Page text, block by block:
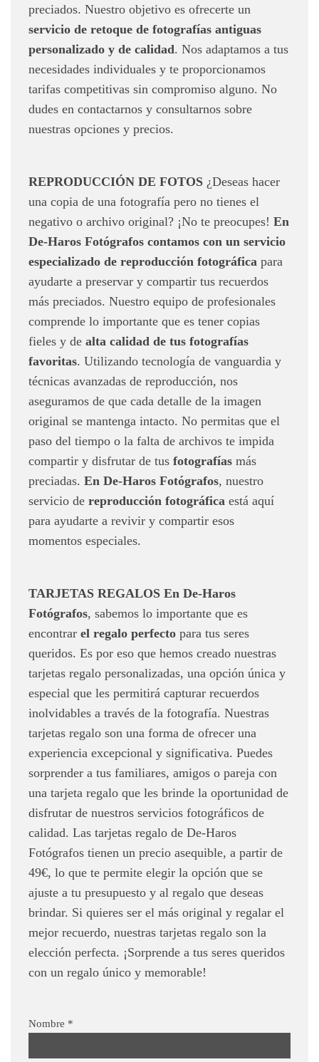
preciados. Nuestro objetivo es ofrecerte un
servicio de retoque de fotografías antiguas
personalizado y de calidad. Nos adaptamos a tus
necesidades individuales y te proporcionamos
tarifas competitivas sin compromiso alguno. No
dudes en contactarnos y consultarnos sobre
nuestras opciones y precios.
REPRODUCCIÓN DE FOTOS ¿Deseas hacer
una copia de una fotografía pero no tienes el
negativo o archivo original? ¡No te preocupes! En
De-Haros Fotógrafos contamos con un servicio
especializado de reproducción fotográfica para
ayudarte a preservar y compartir tus recuerdos
más preciados. Nuestro equipo de profesionales
comprende lo importante que es tener copias
fieles y de alta calidad de tus fotografías
favoritas. Utilizando tecnología de vanguardia y
técnicas avanzadas de reproducción, nos
aseguramos de que cada detalle de la imagen
original se mantenga intacto. No permitas que el
paso del tiempo o la falta de archivos te impida
compartir y disfrutar de tus fotografías más
preciadas. En De-Haros Fotógrafos, nuestro
servicio de reproducción fotográfica está aquí
para ayudarte a revivir y compartir esos
momentos especiales.
TARJETAS REGALOS En De-Haros
Fotógrafos, sabemos lo importante que es
encontrar el regalo perfecto para tus seres
queridos. Es por eso que hemos creado nuestras
tarjetas regalo personalizadas, una opción única y
especial que les permitirá capturar recuerdos
inolvidables a través de la fotografía. Nuestras
tarjetas regalo son una forma de ofrecer una
experiencia excepcional y significativa. Puedes
sorprender a tus familiares, amigos o pareja con
una tarjeta regalo que les brinde la oportunidad de
disfrutar de nuestros servicios fotográficos de
calidad. Las tarjetas regalo de De-Haros
Fotógrafos tienen un precio asequible, a partir de
49€, lo que te permite elegir la opción que se
ajuste a tu presupuesto y al regalo que deseas
brindar. Si quieres ser el más original y regalar el
mejor recuerdo, nuestras tarjetas regalo son la
elección perfecta. ¡Sorprende a tus seres queridos
con un regalo único y memorable!
Nombre *